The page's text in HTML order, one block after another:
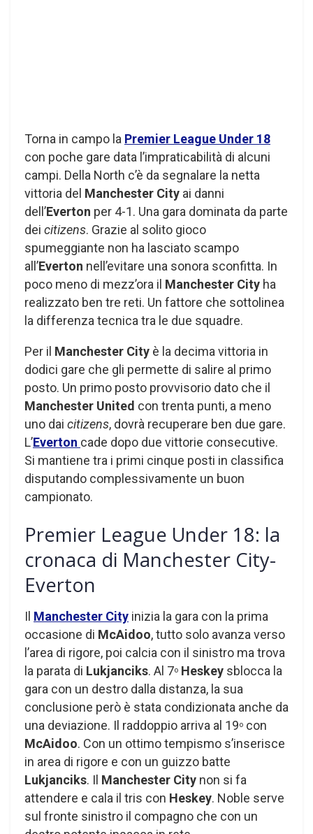
Torna in campo la Premier League Under 18
con poche gare data l’impraticabilità di alcuni
campi. Della North c’è da segnalare la netta
vittoria del Manchester City ai danni
dell’Everton per 4-1. Una gara dominata da parte
dei citizens. Grazie al solito gioco
spumeggiante non ha lasciato scampo
all’Everton nell’evitare una sonora sconfitta. In
poco meno di mezz’ora il Manchester City ha
realizzato ben tre reti. Un fattore che sottolinea
la differenza tecnica tra le due squadre.
Per il Manchester City è la decima vittoria in
dodici gare che gli permette di salire al primo
posto. Un primo posto provvisorio dato che il
Manchester United con trenta punti, a meno
uno dai citizens, dovrà recuperare ben due gare.
L’Everton cade dopo due vittorie consecutive.
Si mantiene tra i primi cinque posti in classifica
disputando complessivamente un buon
campionato.
Premier League Under 18: la
cronaca di Manchester City-
Everton
Il Manchester City inizia la gara con la prima
occasione di McAidoo, tutto solo avanza verso
l’area di rigore, poi calcia con il sinistro ma trova
la parata di Lukjanciks. Al 7o Heskey sblocca la
gara con un destro dalla distanza, la sua
conclusione però è stata condizionata anche da
una deviazione. Il raddoppio arriva al 19o con
McAidoo. Con un ottimo tempismo s’inserisce
in area di rigore e con un guizzo batte
Lukjanciks. Il Manchester City non si fa
attendere e cala il tris con Heskey. Noble serve
sul fronte sinistro il compagno che con un